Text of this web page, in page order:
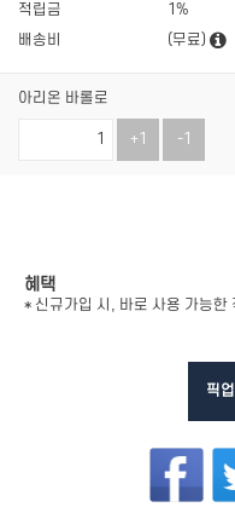
적립금
1%
배송비
(무료)
아리온 바롤로
+1 -1
혜택
* 신규가입 시, 바로 사용 가능한
픽